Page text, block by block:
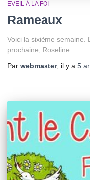
EVEIL À LA FOI
Rameaux
Voici la sixième semaine.
prochaine, Roseline
Par webmaster, il y a 5